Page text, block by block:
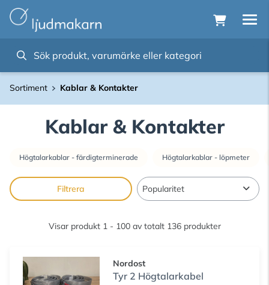
Sortiment Kablar & Kontakter
Kablar & Kontakter
Högtalarkablar - färdigterminerade Högtalarkablar - löpmeter
Filtrera
Visar produkt 1 - 100 av totalt 136 produkter
Nordost
Tyr 2 Högtalarkabel